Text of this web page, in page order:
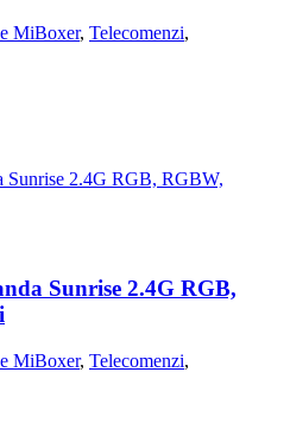
MiBoxer, Telecomenzi,
Sunrise 2.4G RGB,
MiBoxer, Telecomenzi,